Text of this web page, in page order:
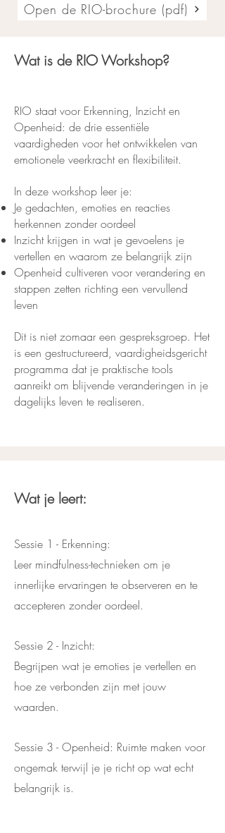
Open de RIO-brochure (pdf)
Wat is de RIO Workshop?
RIO staat voor Erkenning, Inzicht en
Openheid: de drie essentiële
vaardigheden voor het ontwikkelen van
emotionele veerkracht en flexibiliteit.
In deze workshop leer je:
Je gedachten, emoties en reacties
herkennen zonder oordeel
Inzicht krijgen in wat je gevoelens je
vertellen en waarom ze belangrijk zijn
Openheid cultiveren voor verandering en
stappen zetten richting een vervullend
leven
Dit is niet zomaar een gespreksgroep. Het
is een gestructureerd, vaardigheidsgericht
programma dat je praktische tools
aanreikt om blijvende veranderingen in je
dagelijks leven te realiseren.
Wat je leert:
Sessie 1 - Erkenning:
Leer mindfulness-technieken om je
innerlijke ervaringen te observeren en te
accepteren zonder oordeel.
Sessie 2 - Inzicht:
Begrijpen wat je emoties je vertellen en
hoe ze verbonden zijn met jouw
waarden.
Sessie 3 - Openheid: Ruimte maken voor
ongemak terwijl je je richt op wat echt
belangrijk is.